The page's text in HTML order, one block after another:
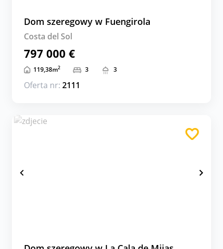
Dom szeregowy w Fuengirola
Costa del Sol
797 000 €
119,38m2 3 3
Oferta nr: 2111